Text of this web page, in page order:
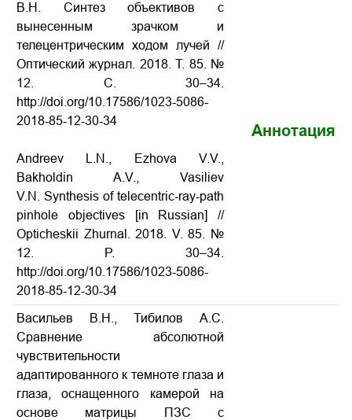
В.Н. Синтез объективов с
вынесенным зрачком и
телецентрическим ходом лучей //
Оптический журнал. 2018. Т. 85. №
12. С. 30–34.
http://doi.org/10.17586/1023-5086-
2018-85-12-30-34
Andreev L.N., Ezhova V.V.,
Bakholdin A.V., Vasiliev
V.N. Synthesis of telecentric-ray-path
pinhole objectives
[in Russian] //
Opticheskii Zhurnal. 2018. V. 85. №
12. P. 30–34.
http://doi.org/10.17586/1023-5086-
2018-85-12-30-34
Аннотация
Васильев В.Н., Тибилов А.С.
Cравнение абсолютной
чувствительности
адаптированного к темноте глаза и
глаза, оснащенного камерой на
основе матрицы ПЗС с